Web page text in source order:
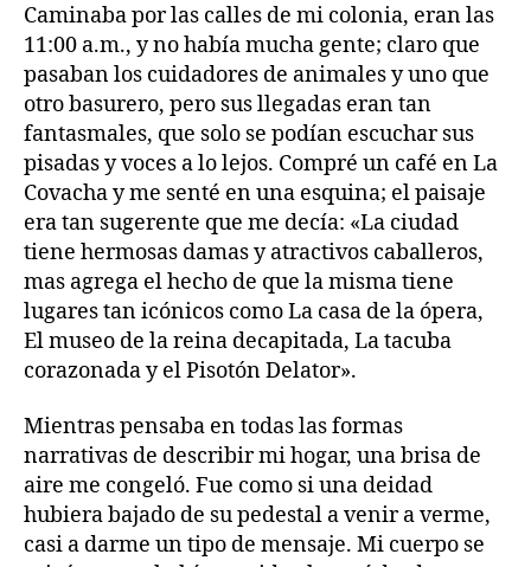
Caminaba por las calles de mi colonia, eran las
11:00 a.m., y no había mucha gente; claro que
pasaban los cuidadores de animales y uno que
otro basurero, pero sus llegadas eran tan
fantasmales, que solo se podían escuchar sus
pisadas y voces a lo lejos. Compré un café en La
Covacha y me senté en una esquina; el paisaje
era tan sugerente que me decía: «La ciudad
tiene hermosas damas y atractivos caballeros,
mas agrega el hecho de que la misma tiene
lugares tan icónicos como La casa de la ópera,
El museo de la reina decapitada, La tacuba
corazonada y el Pisotón Delator».
Mientras pensaba en todas las formas
narrativas de describir mi hogar, una brisa de
aire me congeló. Fue como si una deidad
hubiera bajado de su pedestal a venir a verme,
casi a darme un tipo de mensaje. Mi cuerpo se